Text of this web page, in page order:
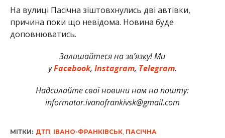
На вулиці Пасічна зіштовхнулись дві автівки,
причина поки що невідома. Новина буде
доповнюватись.
Залишайтеся на зв’язку! Ми
уFacebook, Instagram, Telegram.
Надсилайте свої новини нам на пошту:
informator.ivanofrankivsk@gmail.com
МІТКИ: ДТП ІВАНО-ФРАНКІВСЬК, ПАСІЧНА